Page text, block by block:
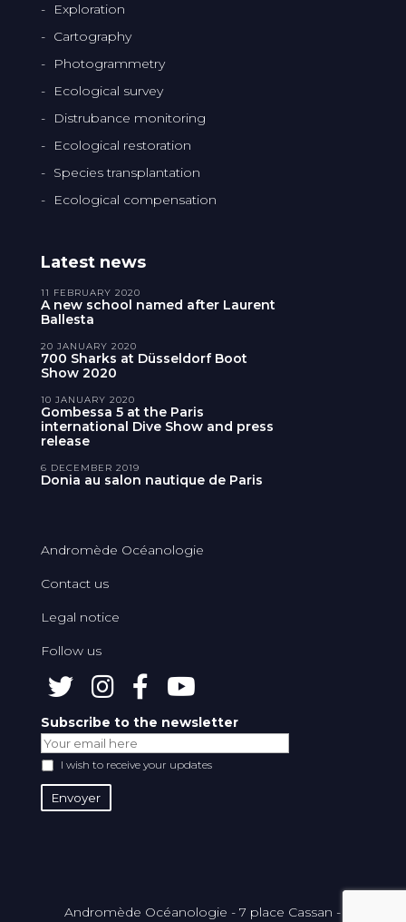
Exploration
Cartography
Photogrammetry
Ecological survey
Distrubance monitoring
Ecological restoration
Species transplantation
Ecological compensation
Latest news
A new school named after Laurent
Ballesta
11 FEBRUARY 2020
700 Sharks at Düsseldorf Boot
Show 2020
20 JANUARY 2020
Gombessa 5 at the Paris
international Dive Show and press
release
10 JANUARY 2020
Donia au salon nautique de Paris
6 DECEMBER 2019
Andromède Océanologie
Contact us
Legal notice
Follow us
Subscribe to the newsletter
I wish to receive your updates
Andromède Océanologie - 7 place Cassan -